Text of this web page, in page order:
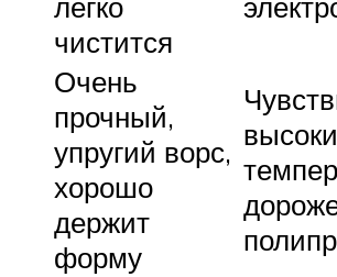
чистится
Очень
прочный,
упругий ворс,
хорошо
держит
форму